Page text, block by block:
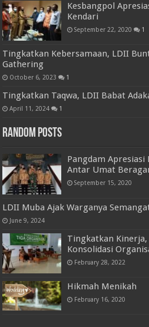
Kesbangpol
Kendari
September 22, 2020 1
Tingkatkan Kebersamaan, LDII
Gathering
October 6, 2023 1
Tingkatkan Taqwa, LDII Babat
April 11, 2024 1
Random Posts
Pangdam Apresiasi
Antar Umat
September 15, 2020
LDII Muba Ajak Warganya
June 9, 2024
Tingkatkan
Konsolidasi
February 28, 2022
Hikmah Menikah
February 16, 2020